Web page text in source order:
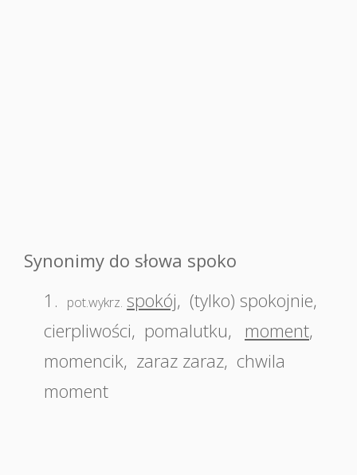
Synonimy do słowa spoko
1.
pot.wykrz. spokój, (tylko) spokojnie,
cierpliwości, pomalutku, moment,
momencik, zaraz zaraz, chwila
moment